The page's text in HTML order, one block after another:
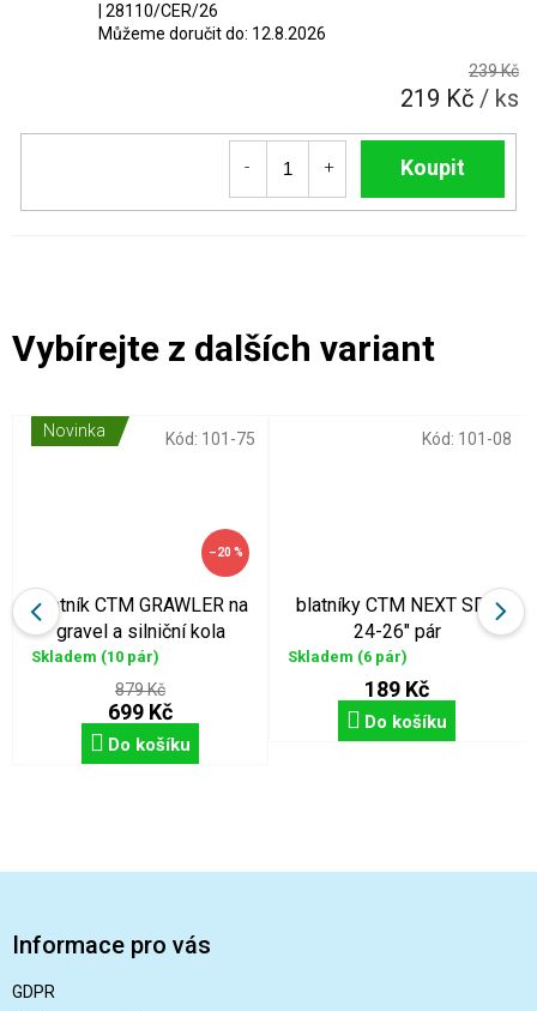
Novinka
–20 %
Blatník CTM GRAWLER na
gravel a silniční kola
Skladem (10 pár)
879 Kč
699 Kč
Do košíku
Kód: 101-75
blatníky CTM NEXT SDS
24-26" pár
Skladem (6 pár)
189 Kč
Do košíku
Kód: 101-08
| 28110/CER/26
Můžeme doručit do: 12.8.2026
239 Kč
219 Kč / ks
Do košíku
Informace pro vás
GDPR